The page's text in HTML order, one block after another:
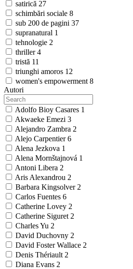
satirică 27
schimbări sociale 8
sub 200 de pagini 37
supranatural 1
tehnologie 2
thriller4
tristă 11
triunghi amoros 12
women's empowerment 8
Autori
Adolfo Bioy Casares 1
Akwaeke Emezi 3
Alejandro Zambra 2
Alejo Carpentier6
Alena Jezkova 1
Alena Mornštajnová 1
Antoni Libera 2
Aris Alexandrou 2
Barbara Kingsolver 2
Carlos Fuentes 6
Catherine Lovey 2
Catherine Siguret 2
Charles Yu 2
David Duchovny 2
David Foster Wallace 2
Denis Thériault 2
Diana Evans 2